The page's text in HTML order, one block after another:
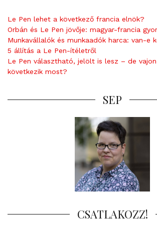
Le Pen lehet a következő francia elnök?
Orbán és Le Pen jövője: magyar-francia
Munkavállalók és munkaadók harca: van-e
5 állítás a Le Pen-ítéletről
Le Pen választható, jelölt is lesz – de
következik most?
SEP
CSATLAKOZZ!